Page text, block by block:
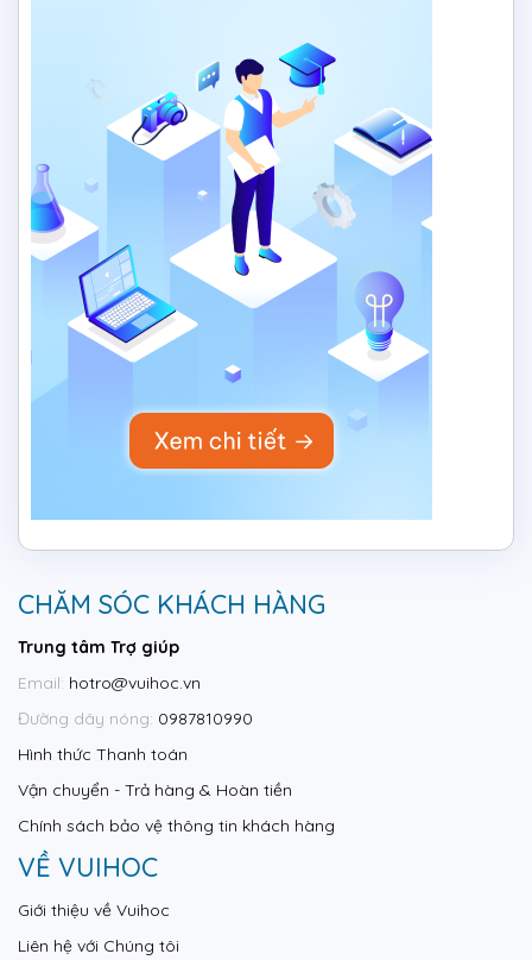
CHĂM SÓC KHÁCH HÀNG
Trung tâm Trợ giúp
Email: hotro@vuihoc.vn
Đường dây nóng: 0987810990
Hình thức Thanh toán
Vận chuyển - Trả hàng & Hoàn tiền
Chính sách bảo vệ thông tin khách hàng
VỀ VUIHOC
Giới thiệu về Vuihoc
Liên hệ với Chúng tôi